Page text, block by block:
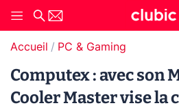
Accueil PC & Gaming
Computex : avec son
Cooler Master vise la